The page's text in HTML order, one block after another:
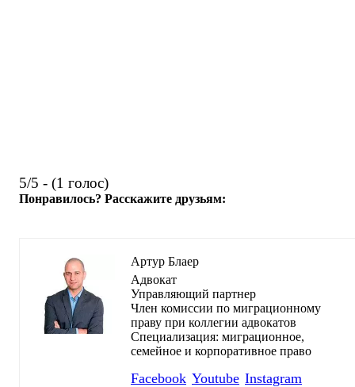
5/5 - (1 голос)
Понравилось? Расскажите друзьям:
Артур Блаер
Адвокат
Управляющий партнер
Член комиссии по миграционному
праву при коллегии адвокатов
Специализация: миграционное,
семейное и корпоративное право
Facebook Youtube Instagram